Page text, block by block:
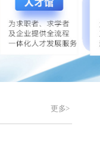
更多>